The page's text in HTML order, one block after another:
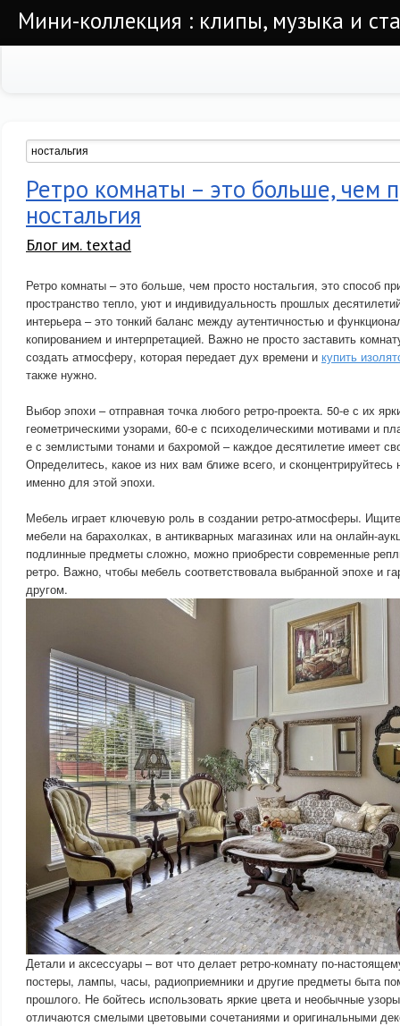
Мини-коллекция : клипы, музыка и
Ретро комнаты – это больше, чем
ностальгия
Блог им. textad
Ретро комнаты – это больше, чем просто ностальгия, это способ
пространство тепло, уют и индивидуальность прошлых
интерьера – это тонкий баланс между аутентичностью и
копированием и интерпретацией. Важно не просто заставить
создать атмосферу, которая передает дух времени и купить
также нужно.
Выбор эпохи – отправная точка любого ретро-проекта. 50-е с их
геометрическими узорами, 60-е с психоделическими мотивами и
е с землистыми тонами и бахромой – каждое десятилетие имеет
Определитесь, какое из них вам ближе всего, и сконцентрируйтесь
именно для этой эпохи.
Мебель играет ключевую роль в создании ретро-атмосферы.
мебели на барахолках, в антикварных магазинах или на онлайн-
подлинные предметы сложно, можно приобрести современные
ретро. Важно, чтобы мебель соответствовала выбранной эпохе и
другом.
Детали и аксессуары – вот что делает ретро-комнату по-
постеры, лампы, часы, радиоприемники и другие предметы быта
прошлого. Не бойтесь использовать яркие цвета и необычные
отличаются смелыми цветовыми сочетаниями и оригинальными